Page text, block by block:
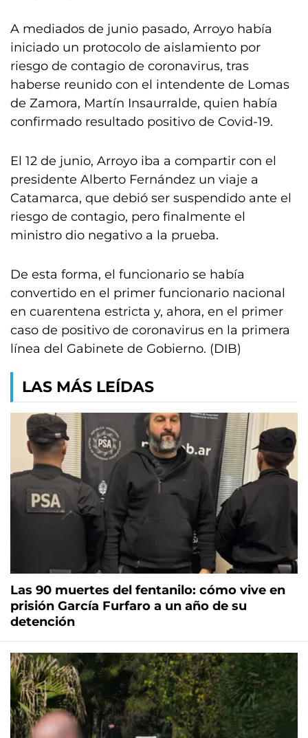
A mediados de junio pasado, Arroyo había
iniciado un protocolo de aislamiento por
riesgo de contagio de coronavirus, tras
haberse reunido con el intendente de Lomas
de Zamora, Martín Insaurralde, quien había
confirmado resultado positivo de Covid-19.
El 12 de junio, Arroyo iba a compartir con el
presidente Alberto Fernández un viaje a
Catamarca, que debió ser suspendido ante el
riesgo de contagio, pero finalmente el
ministro dio negativo a la prueba.
De esta forma, el funcionario se había
convertido en el primer funcionario nacional
en cuarentena estricta y, ahora, en el primer
caso de positivo de coronavirus en la primera
línea del Gabinete de Gobierno. (DIB)
LAS MÁS LEÍDAS
Las 90 muertes del fentanilo: cómo vive en
prisión García Furfaro a un año de su
detención